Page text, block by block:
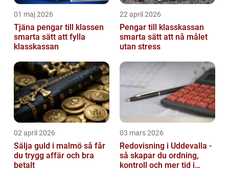
01 maj 2026
Tjäna pengar till klassen
smarta sätt att fylla
klasskassan
22 april 2026
Pengar till klasskassan
smarta sätt att nå målet
utan stress
02 april 2026
Sälja guld i malmö så får
du trygg affär och bra
betalt
03 mars 2026
Redovisning i Uddevalla -
så skapar du ordning,
kontroll och mer tid i